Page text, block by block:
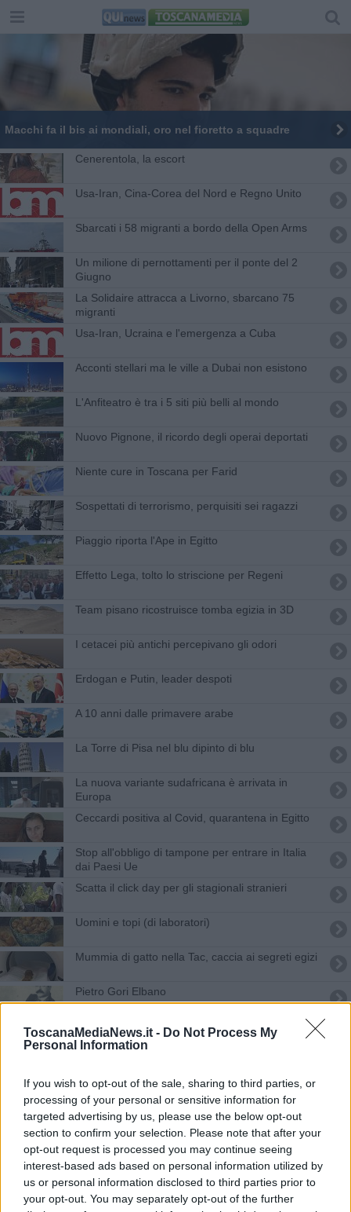
ToscanaMediaNews.it - Do Not Process My
Personal Information
If you wish to opt-out of the sale, sharing to third parties, or
processing of your personal or sensitive information for
targeted advertising by us, please use the below opt-out
section to confirm your selection. Please note that after your
opt-out request is processed you may continue seeing
interest-based ads based on personal information utilized by
us or personal information disclosed to third parties prior to
your opt-out. You may separately opt-out of the further
Macchi fa il bis ai mondiali, oro nel fioretto a squadre
Cenerentola, la escort
Usa-Iran, Cina-Corea del Nord e Regno Unito
Sbarcati i 58 migranti a bordo della Open Arms
Un milione di pernottamenti per il ponte del 2
Giugno
La Solidaire attracca a Livorno, sbarcano 75
migranti
Usa-Iran, Ucraina e l'emergenza a Cuba
Acconti stellari ma le ville a Dubai non esistono
L'Anfiteatro è tra i 5 siti più belli al mondo
Nuovo Pignone, il ricordo degli operai deportati
Niente cure in Toscana per Farid
Sospettati di terrorismo, perquisiti sei ragazzi
Piaggio riporta l'Ape in Egitto
Effetto Lega, tolto lo striscione per Regeni
Team pisano ricostruisce tomba egizia in 3D
I cetacei più antichi percepivano gli odori
Erdogan e Putin, leader despoti
A 10 anni dalle primavere arabe
La Torre di Pisa nel blu dipinto di blu
La nuova variante sudafricana è arrivata in
Europa
Ceccardi positiva al Covid, quarantena in Egitto
Stop all'obbligo di tampone per entrare in Italia
dai Paesi Ue
Scatta il click day per gli stagionali stranieri
Uomini e topi (di laboratori)
Mummia di gatto nella Tac, caccia ai segreti egizi
​Pietro Gori Elbano
Pizzaioli toscani tra i migliori del mondo
L'11 settembre di Israele è iniziato il 7 ottobre
2023
Sbarcati dalla Sea Watch 119 migranti
La comunità scientifica piange uno dei padri della
moderna biologia
Giorno della Memoria, Consiglio regionale al